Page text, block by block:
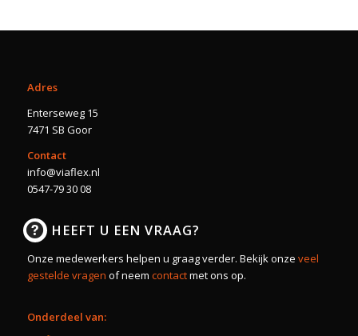
Adres
Enterseweg 15
7471 SB Goor
Contact
info@viaflex.nl
0547-79 30 08
HEEFT U EEN VRAAG?
Onze medewerkers helpen u graag verder. Bekijk onze veel
gestelde vragen of neem contactmet ons op.
Onderdeel van: